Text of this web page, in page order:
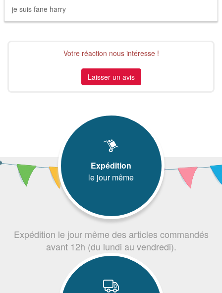
je suis fane harry
Votre réaction nous intéresse !
Laisser un avis
Expédition
le jour même
Expédition le jour même des articles commandés
avant 12h (du lundi au vendredi).